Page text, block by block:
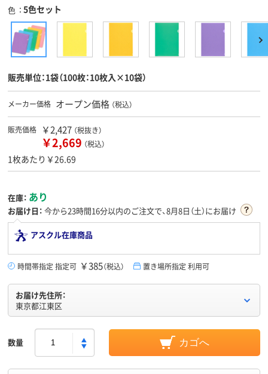
色 5色セット
販売単位：1袋（100枚：10枚入×10袋）
メーカー価格 オープン価格 （税込）
販売価格 ￥2,427 （税抜き）
￥2,669 （税込）
1枚あたり￥26.69
在庫： あり
お届け日： 今から23時間16分以内のご注文で、8月8日（土）にお届け
アスクル在庫商品
時間帯指定 指定可 ￥385（税込） 置き場所指定 利用可
お届け先住所：
東京都江東区
数量 カゴへ